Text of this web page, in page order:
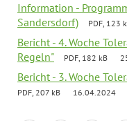
Information -
Sandersdorf)
PDF, 123
Bericht - 4. Woche
Regeln"
PDF, 182 kB
Bericht - 3. Woche
PDF, 207 kB 16.04.2024